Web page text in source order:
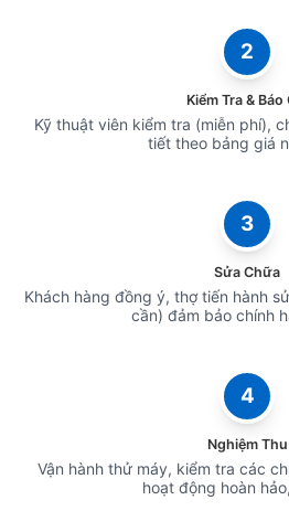
2
Kiểm Tra & Báo
Kỹ thuật viên kiểm tra (miễn phí),
tiết theo bảng giá
3
Sửa Chữa
Khách hàng đồng ý, thợ tiến hành
cần) đảm bảo chính
4
Nghiệm Thu
Vận hành thử máy, kiểm tra các
hoạt động hoàn